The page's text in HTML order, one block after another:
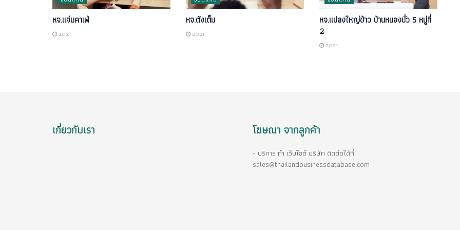
หจ.แจ่มคาเฟ่
2021
หจ.ตังเต็ม
2021
หจ.แปลงใหญ่ข้าว บ้านหนองบั่ว 5 หมู่ที่
2
2021
เกี่ยวกับเรา โฆษณา จากลูกค้า
- บริการ ทำ เว็บไซต์ บริษัท ติดต่อได้ที่
sales@thailandbusinessdatabase.com